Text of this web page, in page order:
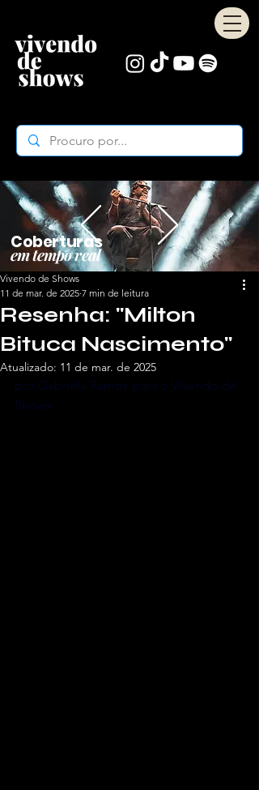
Coberturas
em tempo real
Resenha: "Milton
Bituca Nascimento"
Vivendo de Shows
11 de mar. de 2025 7 min de leitura
Atualizado: 11 de mar. de 2025
por Gabriela Ramos para o Vivendo de
Shows